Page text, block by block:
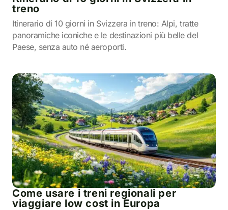
treno
Itinerario di 10 giorni in Svizzera in treno: Alpi, tratte
panoramiche iconiche e le destinazioni più belle del
Paese, senza auto né aeroporti.
Come usare i treni regionali per
viaggiare low cost in Europa